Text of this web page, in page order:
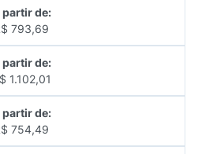
partir de:
793,69
partir de:
1.102,01
partir de:
754,49